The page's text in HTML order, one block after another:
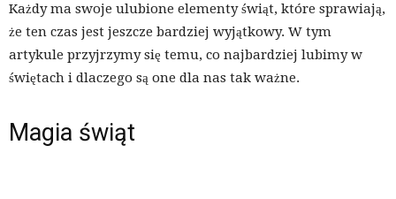
Każdy ma swoje ulubione elementy świąt, które sprawiają,
że ten czas jest jeszcze bardziej wyjątkowy. W tym
artykule przyjrzymy się temu, co najbardziej lubimy w
świętach i dlaczego są one dla nas tak ważne.
Magia świąt